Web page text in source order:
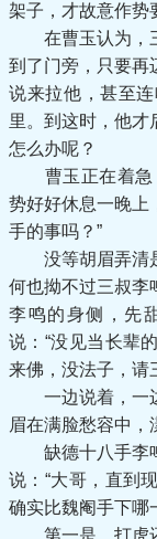
架子，才故意作势
在曹玉认为，三
到了门旁，只要再
说来拉他，甚至
里。到这时，他才
怎么办呢？
曹玉正在着急，
势好好休息一晚上
手的事吗？”
没等胡眉弄清是
何也拗不过三叔李
李鸣的身侧，先
说：“没见当长辈
来佛，没法子，请
一边说着，一边
眉在满脸愁容中，
缺德十八手李鸣
说：“大哥，直到
确实比魏阉手下哪
第一是，打虎还